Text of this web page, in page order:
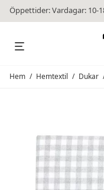
Öppettider: Vardagar: 10-
Hem / Hemtextil / Dukar